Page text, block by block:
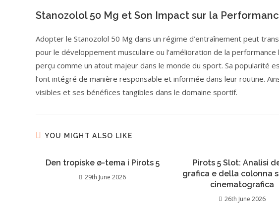
Stanozolol 50 Mg et Son Impact sur la
Adopter le Stanozolol 50 Mg dans un régime d’entraînement peut
pour le développement musculaire ou l’amélioration de la
perçu comme un atout majeur dans le monde du sport. Sa popularité
l’ont intégré de manière responsable et informée dans leur routine.
visibles et ses bénéfices tangibles dans le domaine sportif.
YOU MIGHT ALSO LIKE
Den tropiske ø-tema i Pirots 5
29th June 2026
Pirots 5 Slot: Analisi
grafica e della colonna
cinematografica
26th June 2026